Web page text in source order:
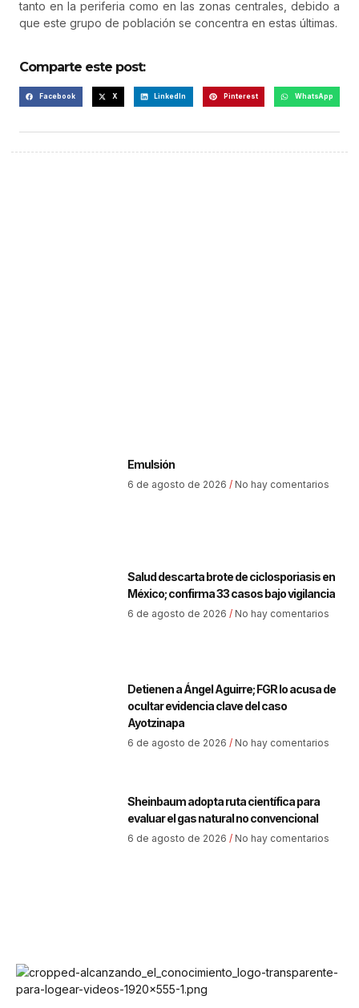
tanto en la periferia como en las zonas centrales, debido a
que este grupo de población se concentra en estas últimas.
Comparte este post:
Facebook X LinkedIn Pinterest WhatsApp
Emulsión
6 de agosto de 2026 No hay comentarios
Salud descarta brote de ciclosporiasis en
México; confirma 33 casos bajo vigilancia
6 de agosto de 2026 No hay comentarios
Detienen a Ángel Aguirre; FGR lo acusa de
ocultar evidencia clave del caso
Ayotzinapa
6 de agosto de 2026 No hay comentarios
Sheinbaum adopta ruta científica para
evaluar el gas natural no convencional
6 de agosto de 2026 No hay comentarios